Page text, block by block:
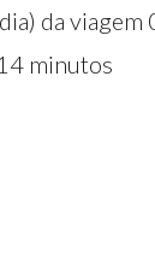
da viagem
minutos